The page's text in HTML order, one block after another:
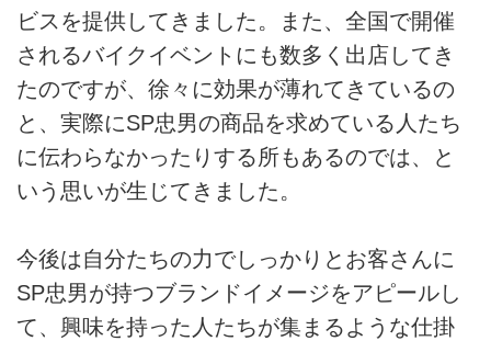
ビスを提供してきました。また、全国で開催
されるバイクイベントにも数多く出店してき
たのですが、徐々に効果が薄れてきているの
と、実際にSP忠男の商品を求めている人たち
に伝わらなかったりする所もあるのでは、と
いう思いが生じてきました。
今後は自分たちの力でしっかりとお客さんに
SP忠男が持つブランドイメージをアピールし
て、興味を持った人たちが集まるような仕掛